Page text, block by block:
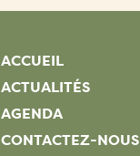
ACCUEIL
ACTUALITÉS
AGENDA
CONTACTEZ-NOUS